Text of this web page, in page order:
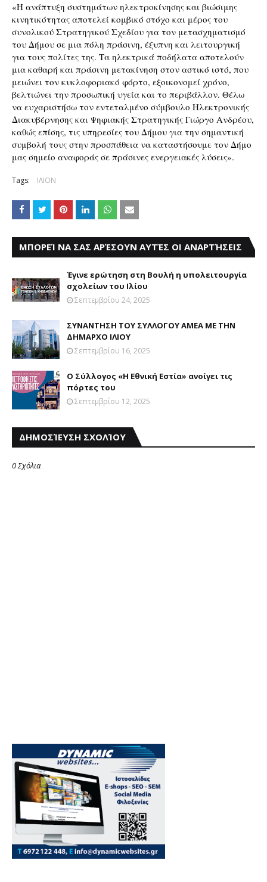
«Η ανάπτυξη συστημάτων ηλεκτροκίνησης και βιώσιμης
κινητικότητας αποτελεί κομβικό στόχο και μέρος του
συνολικού Στρατηγικού Σχεδίου για τον μετασχηματισμό
του Δήμου σε μια πόλη πράσινη, έξυπνη και λειτουργική
για τους πολίτες της. Τα ηλεκτρικά ποδήλατα αποτελούν
μια καθαρή και πράσινη μετακίνηση στον αστικό ιστό, που
μειώνει τον κυκλοφοριακό φόρτο, εξοικονομεί χρόνο,
βελτιώνει την προσωπική υγεία και το περιβάλλον. Θέλω
να ευχαριστήσω τον εντεταλμένο σύμβουλο Ηλεκτρονικής
Διακυβέρνησης και Ψηφιακής Στρατηγικής Γιώργο Ανδρέου,
καθώς επίσης, τις υπηρεσίες του Δήμου για την σημαντική
συμβολή τους στην προσπάθεια να καταστήσουμε τον Δήμο
μας σημείο αναφοράς σε πράσινες ενεργειακές λύσεις».
Tags: ΙΛΙΟΝ
ΜΠΟΡΕΊ ΝΑ ΣΑΣ ΑΡΈΣΟΥΝ ΑΥΤΈΣ ΟΙ ΑΝΑΡΤΉΣΕΙΣ
Έγινε ερώτηση στη Βουλή η υπολειτουργία
σχολείων του Ιλίου
Σεπτεμβρίου 24, 2025
ΣΥΝΑΝΤΗΣΗ ΤΟΥ ΣΥΛΛΟΓΟΥ ΑΜΕΑ ΜΕ ΤΗΝ
ΔΗΜΑΡΧΟ ΙΛΙΟΥ
Σεπτεμβρίου 16, 2025
Ο Σύλλογος «Η Εθνική Εστία» ανοίγει τις
πόρτες του
Σεπτεμβρίου 12, 2025
ΔΗΜΟΣΊΕΥΣΗ ΣΧΟΛΊΟΥ
0 Σχόλια